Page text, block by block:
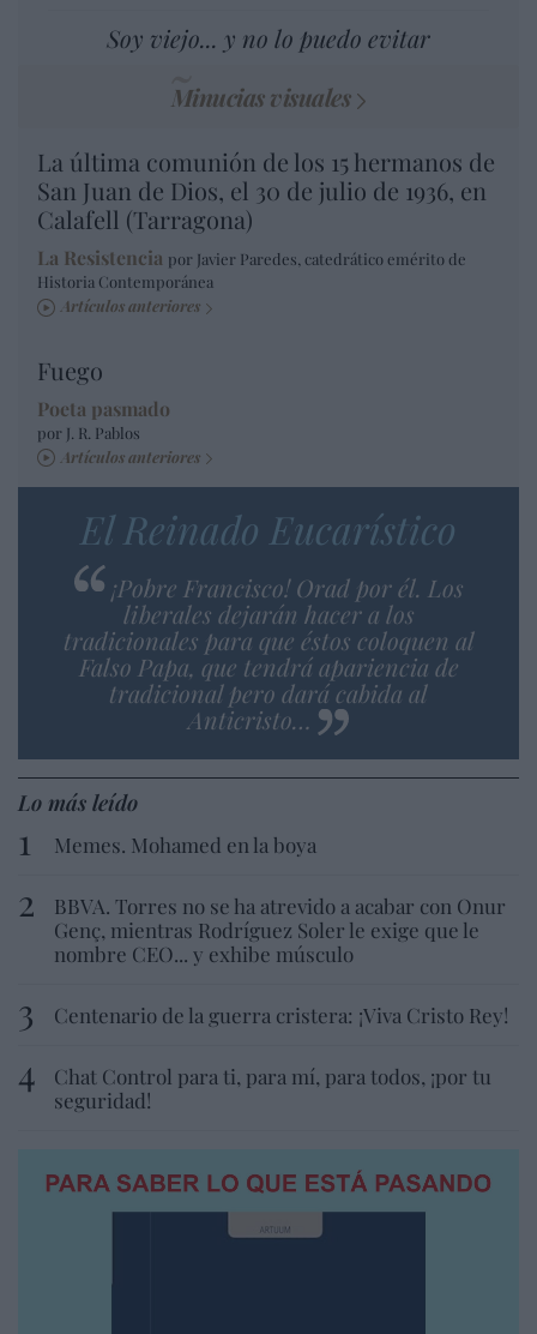
Soy viejo... y no lo puedo evitar
Minucias visuales
La última comunión de los 15 hermanos de
San Juan de Dios, el 30 de julio de 1936, en
Calafell (Tarragona)
La Resistencia por Javier Paredes, catedrático emérito de
Historia Contemporánea
Artículos anteriores
Fuego
Poeta pasmado
por J. R. Pablos
Artículos anteriores
El Reinado Eucarístico
¡Pobre Francisco! Orad por él. Los
liberales dejarán hacer a los
tradicionales para que éstos coloquen al
Falso Papa, que tendrá apariencia de
tradicional pero dará cabida al
Anticristo…
Lo más leído
Memes. Mohamed en la boya
BBVA. Torres no se ha atrevido a acabar con Onur
Genç, mientras Rodríguez Soler le exige que le
nombre CEO... y exhibe músculo
Centenario de la guerra cristera: ¡Viva Cristo Rey!
Chat Control para ti, para mí, para todos, ¡por tu
seguridad!